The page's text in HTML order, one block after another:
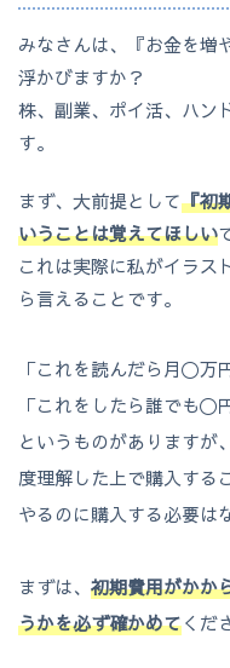
みなさんは、『お金を増
浮かびますか？
株、副業、ポイ活、ハン
す。
まず、大前提として『初
いうことは覚えてほしい
これは実際に私がイラス
ら言えることです。
「これを読んだら月〇万
「これをしたら誰でも〇
というものがありますが
度理解した上で購入する
やるのに購入する必要は
まずは、 初期費用がかか
うかを必ず確かめてくだ